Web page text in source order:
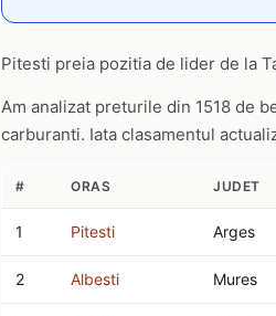
Pitesti preia pozitia de lider de la
Am analizat preturile din 1518 de
carburanti. Iata clasamentul
# ORAS JUDET
1 Pitesti Arges
2 Albesti Mures